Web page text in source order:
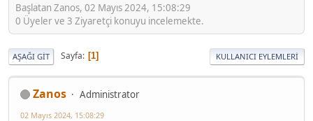
Başlatan Zanos, 02 Mayıs 2024, 15:08:29
0 Üyeler ve 3 Ziyaretçi konuyu incelemekte.
AŞAĞI GIT Sayfa 1 KULLANICI EYLEMLERI
Zanos Administrator
02 Mayıs 2024, 15:08:29